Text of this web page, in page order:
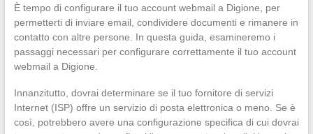
È tempo di configurare il tuo account webmail a Digione, per
permetterti di inviare email, condividere documenti e rimanere in
contatto con altre persone. In questa guida, esamineremo i
passaggi necessari per configurare correttamente il tuo account
webmail a Digione.
Innanzitutto, dovrai determinare se il tuo fornitore di servizi
Internet (ISP) offre un servizio di posta elettronica o meno. Se è
così, potrebbero avere una configurazione specifica di cui dovrai